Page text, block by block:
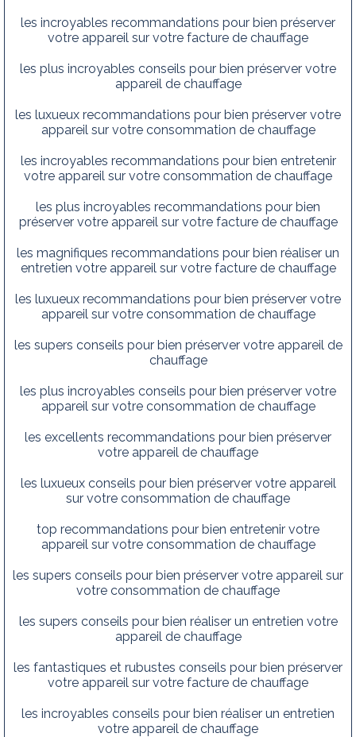
les incroyables recommandations pour bien préserver
votre appareil sur votre facture de chauffage
les plus incroyables conseils pour bien préserver votre
appareil de chauffage
les luxueux recommandations pour bien préserver votre
appareil sur votre consommation de chauffage
les incroyables recommandations pour bien entretenir
votre appareil sur votre consommation de chauffage
les plus incroyables recommandations pour bien
préserver votre appareil sur votre facture de chauffage
les magnifiques recommandations pour bien réaliser un
entretien votre appareil sur votre facture de chauffage
les luxueux recommandations pour bien préserver votre
appareil sur votre consommation de chauffage
les supers conseils pour bien préserver votre appareil de
chauffage
les plus incroyables conseils pour bien préserver votre
appareil sur votre consommation de chauffage
les excellents recommandations pour bien préserver
votre appareil de chauffage
les luxueux conseils pour bien préserver votre appareil
sur votre consommation de chauffage
top recommandations pour bien entretenir votre
appareil sur votre consommation de chauffage
les supers conseils pour bien préserver votre appareil sur
votre consommation de chauffage
les supers conseils pour bien réaliser un entretien votre
appareil de chauffage
les fantastiques et rubustes conseils pour bien préserver
votre appareil sur votre facture de chauffage
les incroyables conseils pour bien réaliser un entretien
votre appareil de chauffage